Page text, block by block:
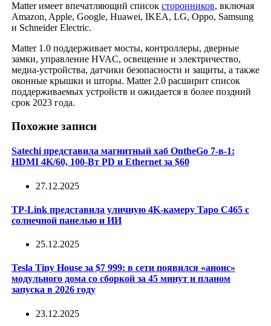
Matter имеет впечатляющий список сторонников, включая
Amazon, Apple, Google, Huawei, IKEA, LG, Oppo, Samsung
и Schneider Electric.
Matter 1.0 поддерживает мосты, контроллеры, дверные
замки, управление HVAC, освещение и электричество,
медиа-устройства, датчики безопасности и защиты, а также
оконные крышки и шторы. Matter 2.0 расширит список
поддерживаемых устройств и ожидается в более поздний
срок 2023 года.
Похожие записи
Satechi представила магнитный хаб OntheGo 7‑в‑1:
HDMI 4K/60, 100‑Вт PD и Ethernet за $60
27.12.2025
TP-Link представила уличную 4K-камеру Tapo C465 с
солнечной панелью и ИИ
25.12.2025
Tesla Tiny House за $7 999: в сети появился «анонс»
модульного дома со сборкой за 45 минут и планом
запуска в 2026 году
23.12.2025